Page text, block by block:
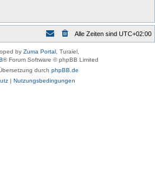
Alle Zeiten sind UTC+02:00
by Zuma Portal , Turaiel,
® Forum Software © phpBB Limited
durch phpBB.de
| Nutzungsbedingungen